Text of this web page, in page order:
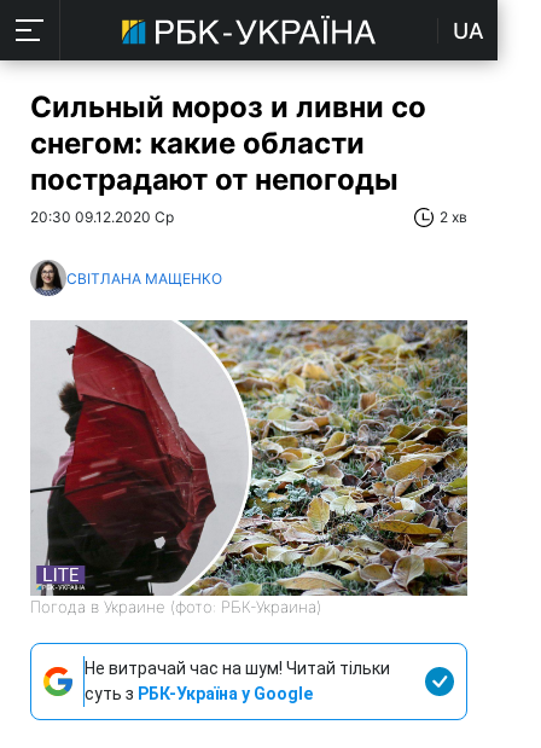
UA
Сильный мороз и ливни со
снегом: какие области
пострадают от непогоды
20:30 09.12.2020 Ср 2 хв
СВІТЛАНА МАЩЕНКО
Погода в Украине (фото: РБК-Украина)
Не витрачай час на шум! Читай тільки
суть з РБК-Україна у Google